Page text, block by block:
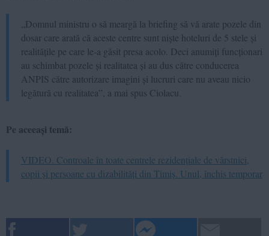
„Domnul ministru o să meargă la briefing să vă arate pozele din
dosar care arată că aceste centre sunt niște hoteluri de 5 stele și
realitățile pe care le-a găsit presa acolo. Deci anumiți funcționari
au schimbat pozele și realitatea și au dus către conducerea
ANPIS către autorizare imagini și lucruri care nu aveau nicio
legătură cu realitatea”, a mai spus Ciolacu.
Pe aceeași temă:
VIDEO. Controale în toate centrele rezidențiale de vârstnici,
copii și persoane cu dizabilități din Timiș. Unul, închis temporar